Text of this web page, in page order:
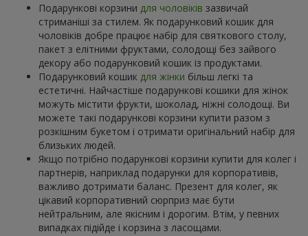
Подарункові корзини для чоловіків зазвичай
стриманіші за стилем. Як подарунковий кошик для
чоловіків добре працює набір для святкового столу,
пакет з елітними фруктами, солодощі без зайвого
декору або подарунковий кошик із продуктами.
Подарунковий кошик для жінки більш легкі та
естетичні. Найчастіше подарункові кошики для жінок
можуть містити фрукти, шоколад, ніжні солодощі. Ви
можете такі подарункові корзини купити разом з
розкішним букетом і отримати оригінальний набір для
близьких людей.
Якщо потрібно подарункові корзини купити для колег і
партнерів, наприклад подарунки для корпоративів,
важливо дотримати баланс. Презент для колег, як
цікавий корпоративний сюрприз має бути
нейтральним, але якісним і дорогим. Втім, у певних
випадках підійде і корзина з ласощами.